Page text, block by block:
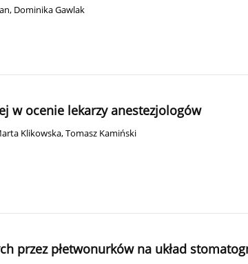
, Dominika Gawlak
w ocenie lekarzy anestezjologów
Klikowska,Tomasz Kamiński
przez płetwonurków na układ